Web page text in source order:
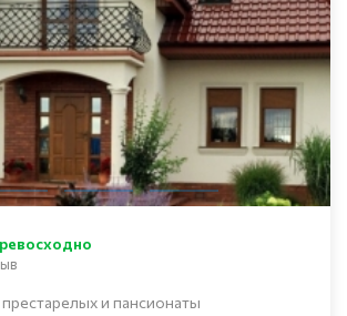
и пансионаты